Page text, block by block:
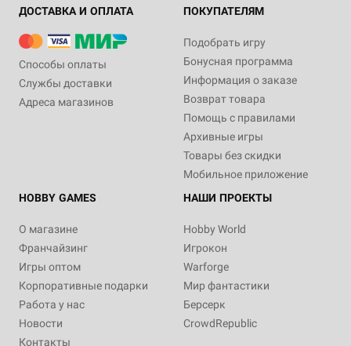
ДОСТАВКА И ОПЛАТА
Способы оплаты
Службы доставки
Адреса магазинов
ПОКУПАТЕЛЯМ
Подобрать игру
Бонусная программа
Информация о заказе
Возврат товара
Помощь с правилами
Архивные игры
Товары без скидки
Мобильное приложение
HOBBY GAMES
О магазине
Франчайзинг
Игры оптом
Корпоративные подарки
Работа у нас
Новости
Контакты
НАШИ ПРОЕКТЫ
Hobby World
Игрокон
Warforge
Мир фантастики
Берсерк
CrowdRepublic